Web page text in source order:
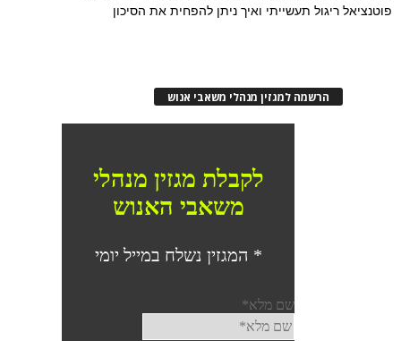
פוטנציאל ריגול תעשייתי ואיך ניתן להפחית את הסיכון
הרשמה למגזין מנהלי משאבי אנוש